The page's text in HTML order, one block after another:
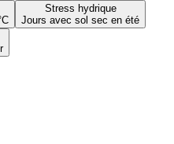
Stress hydrique
Jours avec sol sec en été